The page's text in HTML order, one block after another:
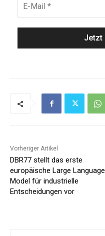
Vorheriger Artikel
DBR77 stellt das erste
europäische Large Language
Model für industrielle
Entscheidungen vor